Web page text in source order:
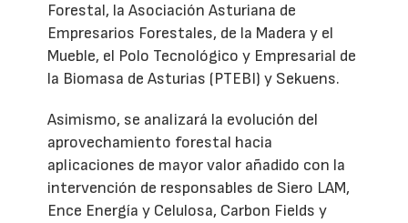
Forestal, la Asociación Asturiana de
Empresarios Forestales, de la Madera y el
Mueble, el Polo Tecnológico y Empresarial de
la Biomasa de Asturias (PTEBI) y Sekuens.
Asimismo, se analizará la evolución del
aprovechamiento forestal hacia
aplicaciones de mayor valor añadido con la
intervención de responsables de Siero LAM,
Ence Energía y Celulosa, Carbon Fields y